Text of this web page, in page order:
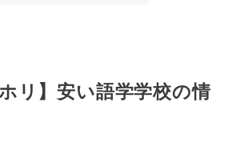
リ】安い語学学校の情